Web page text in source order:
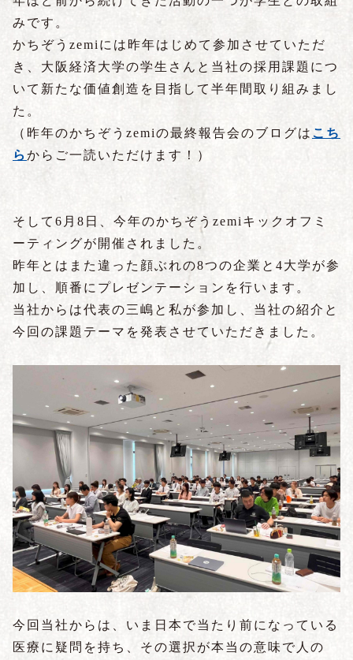
みです。
かちぞうzemiには昨年はじめて参加させていただ
き、大阪経済大学の学生さんと当社の採用課題につ
いて新たな価値創造を目指して半年間取り組みまし
た。
（昨年のかちぞうzemiの最終報告会のブログは こち
ら からご一読いただけます！）
そして6月8日、今年のかちぞうzemiキックオフミ
ーティングが開催されました。
昨年とはまた違った顔ぶれの8つの企業と4大学が参
加し、順番にプレゼンテーションを行います。
当社からは代表の三嶋と私が参加し、当社の紹介と
今回の課題テーマを発表させていただきました。
今回当社からは、いま日本で当たり前になっている
医療に疑問を持ち、その選択が本当の意味で人の